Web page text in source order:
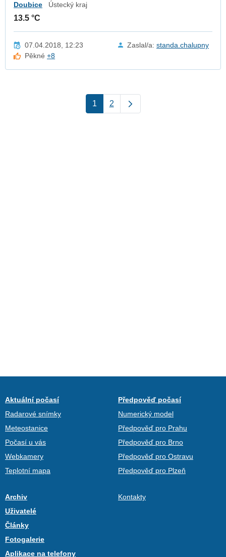
Doubice Ústecký kraj
13.5 °C
07.04.2018, 12:23 Zaslal/a: standa.chalupny
Pěkné+8
1 2
Aktuální počasí
Radarové snímky
Meteostanice
Počasí u vás
Webkamery
Teplotní mapa
Předpověď počasí
Numerický model
Předpověď pro Prahu
Předpověď pro Brno
Předpověď pro Ostravu
Předpověď pro Plzeň
Archiv
Uživatelé
Články
Fotogalerie
Aplikace na telefony
Kontakty